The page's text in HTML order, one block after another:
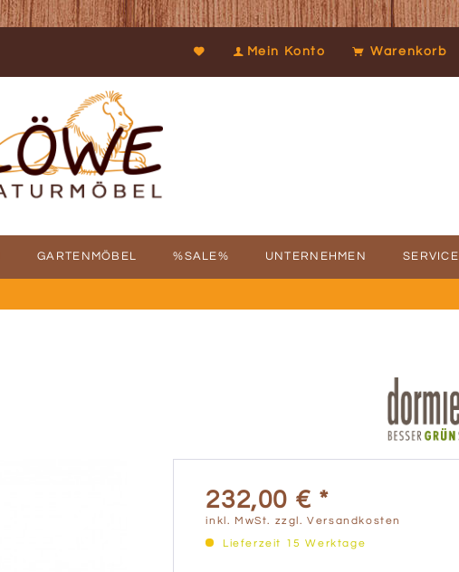
Mein Konto Warenkorb
GARTENMÖBEL %SALE% UNTERNEHMEN SERVICE
232,00 € *
inkl. MwSt. zzgl. Versandkosten
Lieferzeit 15 Werktage